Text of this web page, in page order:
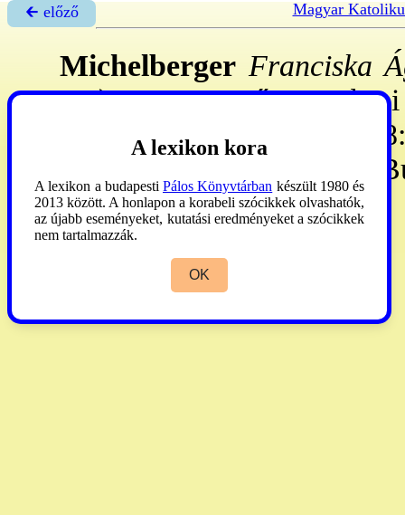
🡰 előző Magyar
Michelberger Franciska
12.): szerzetesnő. – A
1917: végzett. 1916. IX:
jébe, fog-át 1921. IX. 8:
r.k.
A lexikon kora
A lexikon a budapesti Pálos Könyvtárban készült 1980 és
2013 között. A honlapon a korabeli szócikkek olvashatók,
az újabb eseményeket, kutatási eredményeket a szócikkek
nem tartalmazzák.
OK